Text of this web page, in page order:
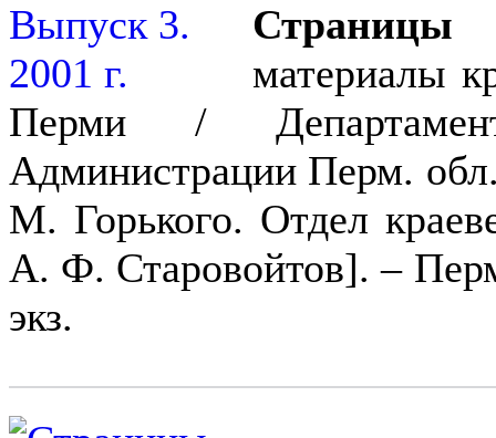
Страницы
материалы
Перми /
Администрации Перм.
М. Горького. Отдел
А. Ф. Старовойтов]. –
экз.